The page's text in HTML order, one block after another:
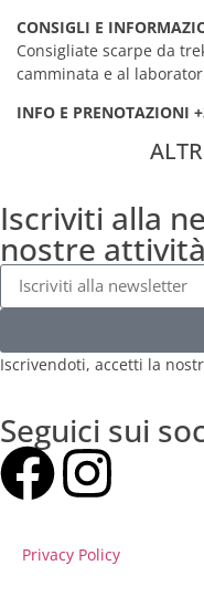
CONSIGLI E
Consigliate scarpe da
camminata e al
INFO E
Iscriviti alla
nostre attività
Iscrivendoti, accetti la
Seguici sui
Privacy Policy